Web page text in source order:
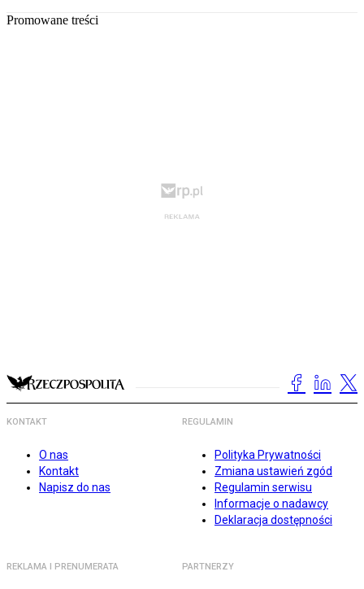
Promowane treści
KONTAKT
O nas
Kontakt
Napisz do nas
REGULAMIN
Polityka Prywatności
Zmiana ustawień zgód
Regulamin serwisu
Informacje o nadawcy
Deklaracja dostępności
REKLAMA I PRENUMERATA PARTNERZY